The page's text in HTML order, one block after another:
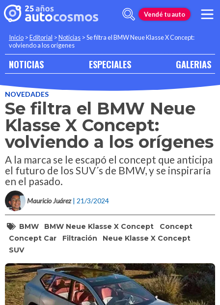
Vendé tu auto
Inicio >Editorial >Noticias >Se filtra el BMW Neue Klasse X Concept:
volviendo a los orígenes
NOTICIAS ESPECIALES GALERIAS
NOVEDADES
Se filtra el BMW Neue
Klasse X Concept:
volviendo a los orígenes
A la marca se le escapó el concept que anticipa
el futuro de los SUV´s de BMW, y se inspiraría
en el pasado.
Mauricio Juárez | 21/3/2024
BMW BMW Neue Klasse X Concept
Concept
Concept Car
Filtración
Neue Klasse X Concept
SUV